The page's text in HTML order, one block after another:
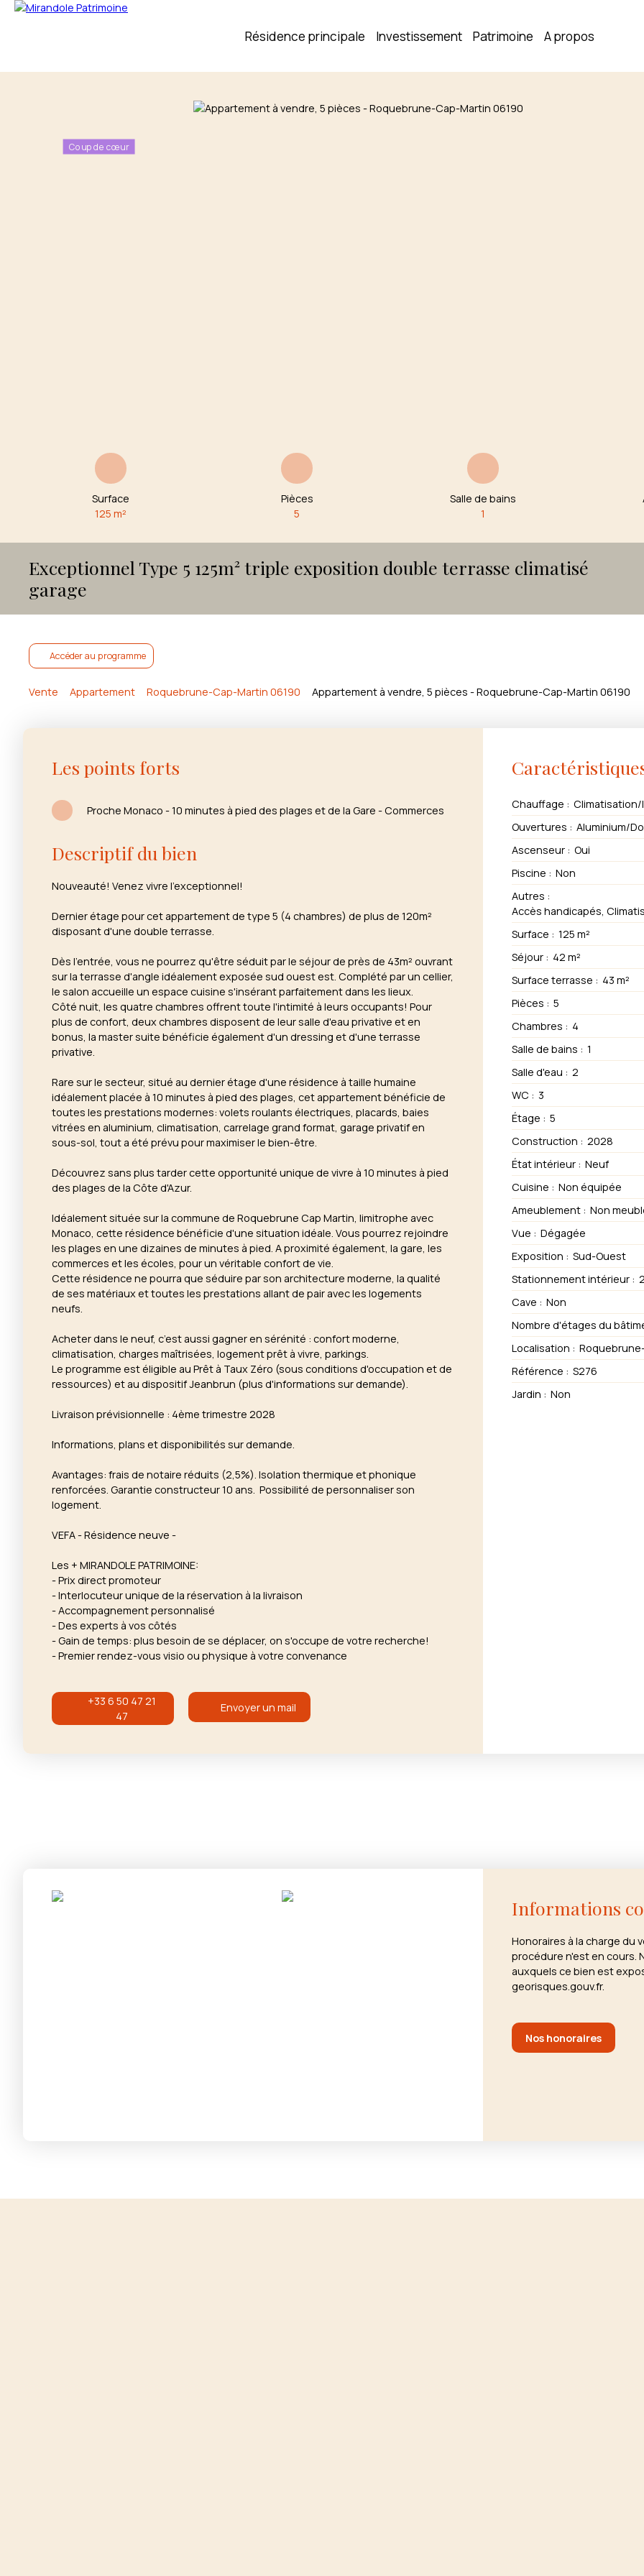
Résidence principale Investissement Patrimoine A propos
Surface
125 m²
Pièces
5
Salle de bains
1
Exceptionnel Type 5 125m² triple exposition double terrasse climatisé
garage
Accéder au programme
Vente Appartement Roquebrune-Cap-Martin 06190 Appartement à vendre, 5 pièces - Roquebrune-Cap-Martin 06190
Les points forts
Proche Monaco - 10 minutes à pied des plages et de la Gare - Commerces
Descriptif du bien
Nouveauté! Venez vivre l'exceptionnel!
Dernier étage pour cet appartement de type 5 (4 chambres) de plus de 120m²
disposant d'une double terrasse.
Dès l'entrée, vous ne pourrez qu'être séduit par le séjour de près de 43m² ouvrant
sur la terrasse d'angle idéalement exposée sud ouest est. Complété par un cellier,
le salon accueille un espace cuisine s'insérant parfaitement dans les lieux.
Côté nuit, les quatre chambres offrent toute l'intimité à leurs occupants! Pour
plus de confort, deux chambres disposent de leur salle d'eau privative et en
bonus, la master suite bénéficie également d'un dressing et d'une terrasse
privative.
Rare sur le secteur, situé au dernier étage d'une résidence à taille humaine
idéalement placée à 10 minutes à pied des plages, cet appartement bénéficie de
toutes les prestations modernes: volets roulants électriques, placards, baies
vitrées en aluminium, climatisation, carrelage grand format, garage privatif en
sous-sol, tout a été prévu pour maximiser le bien-être.
Découvrez sans plus tarder cette opportunité unique de vivre à 10 minutes à pied
des plages de la Côte d'Azur.
Idéalement située sur la commune de Roquebrune Cap Martin, limitrophe avec
Monaco, cette résidence bénéficie d'une situation idéale. Vous pourrez rejoindre
les plages en une dizaines de minutes à pied. A proximité également, la gare, les
commerces et les écoles, pour un véritable confort de vie.
Cette résidence ne pourra que séduire par son architecture moderne, la qualité
de ses matériaux et toutes les prestations allant de pair avec les logements
neufs.
Acheter dans le neuf, c’est aussi gagner en sérénité : confort moderne,
climatisation, charges maîtrisées, logement prêt à vivre, parkings.
Le programme est éligible au Prêt à Taux Zéro (sous conditions d'occupation et de
ressources) et au dispositif Jeanbrun (plus d'informations sur demande).
Livraison prévisionnelle : 4ème trimestre 2028
Informations, plans et disponibilités sur demande.
Avantages: frais de notaire réduits (2,5%). Isolation thermique et phonique
renforcées. Garantie constructeur 10 ans. Possibilité de personnaliser son
logement.
VEFA - Résidence neuve -
Les + MIRANDOLE PATRIMOINE:
- Prix direct promoteur
- Interlocuteur unique de la réservation à la livraison
- Accompagnement personnalisé
- Des experts à vos côtés
- Gain de temps: plus besoin de se déplacer, on s'occupe de votre recherche!
- Premier rendez-vous visio ou physique à votre convenance
+33 6 50 47 21
47
Envoyer un mail
Chauffage : Climatisation/
Ouvertures : Aluminium/
Ascenseur : Oui
Piscine : Non
Autres :
Surface : 125 m²
Séjour : 42 m²
Surface terrasse : 43 m²
Pièces : 5
Chambres : 4
Salle de bains : 1
Salle d'eau : 2
WC : 3
Étage : 5
Construction : 2028
État intérieur : Neuf
Cuisine : Non équipée
Ameublement : Non
Vue : Dégagée
Exposition : Sud-Ouest
Stationnement intérieur :
Cave : Non
Nombre d'étages du
Localisation :
Référence : S276
Jardin : Non
Informations
Honoraires à la charge du
procédure n'est en cours.
auxquels ce bien est
georisques.gouv.fr.
Nos honoraires